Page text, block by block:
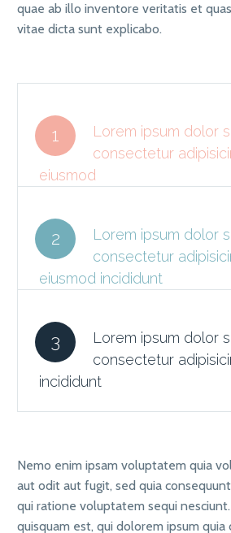
quae ab illo inventore veritatis et
vitae dicta sunt explicabo.
1
Lorem ipsum dolor
consectetur
eiusmod
2
Lorem ipsum dolor
consectetur
eiusmod incididunt
3
Lorem ipsum dolor
consectetur
incididunt
Nemo enim ipsam voluptatem quia
aut odit aut fugit, sed quia
qui ratione voluptatem sequi
quisquam est, qui dolorem ipsum quia